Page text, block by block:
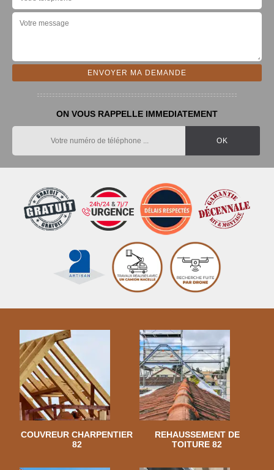
ON VOUS RAPPELLE IMMEDIATEMENT
COUVREUR CHARPENTIER
82
REHAUSSEMENT DE
TOITURE 82